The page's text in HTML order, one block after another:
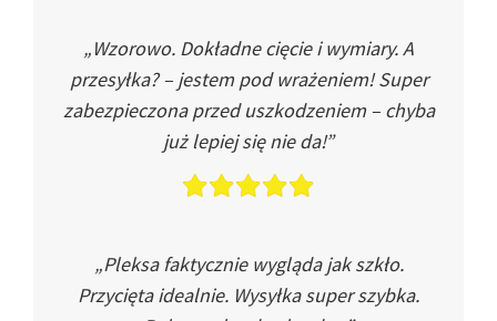
„Wzorowo. Dokładne cięcie i wymiary. A
przesyłka? – jestem pod wrażeniem! Super
zabezpieczona przed uszkodzeniem – chyba
już lepiej się nie da!”
„Pleksa faktycznie wygląda jak szkło.
Przycięta idealnie. Wysyłka super szybka.